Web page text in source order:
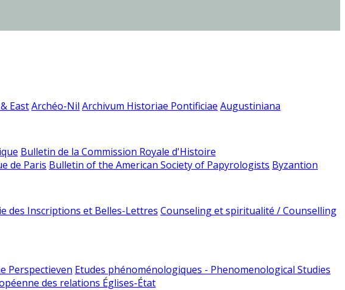
EastArchéo-Nil Archivum Historiae Pontificiae Augustiniana
Bulletin de la Commission Royale d'Histoire
de Paris Bulletin of the American Society of Papyrologists Byzantion
des Inscriptions et Belles-Lettres Counseling et spiritualité / Counselling
Perspectieven Etudes phénoménologiques - Phenomenological Studies
des relations Églises-État